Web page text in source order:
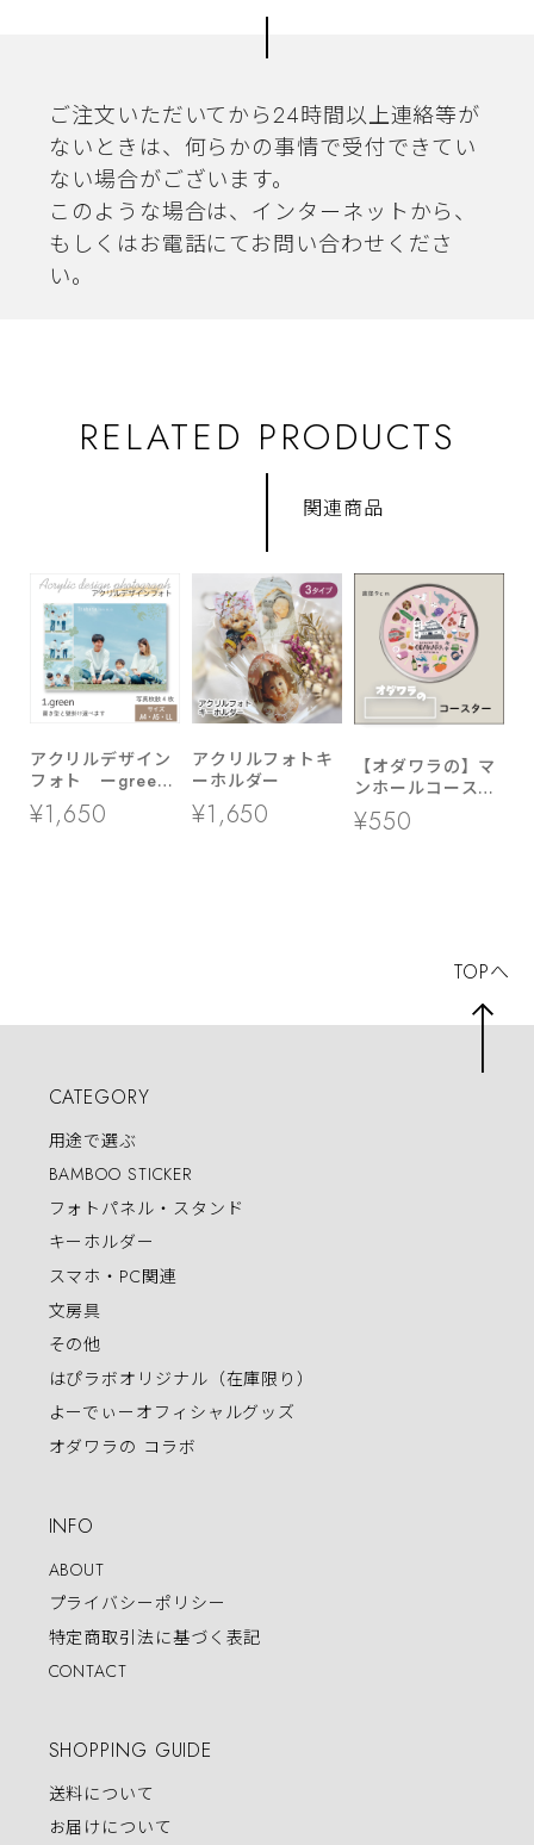
ご注文いただいてから24時間以上連絡等が
ないときは、何らかの事情で受付できてい
ない場合がございます。
このような場合は、インターネットから、
もしくはお電話にてお問い合わせくださ
い。
RELATED PRODUCTS
関連商品
アクリルデザイン
フォト ーgreen
ー ▶ LL・A5・
A4サイズ
¥1,650
アクリルフォトキ
ーホルダー
¥1,650
【オダワラの】マ
ンホールコースタ
ー
¥550
CATEGORY
用途で選ぶ
BAMBOO STICKER
フォトパネル・スタンド
キーホルダー
スマホ・PC関連
文房具
その他
はぴラボオリジナル（在庫限り）
よーでぃーオフィシャルグッズ
オダワラの コラボ
INFO
ABOUT
プライバシーポリシー
特定商取引法に基づく表記
CONTACT
SHOPPING GUIDE
送料について
お届けについて
TOPへ